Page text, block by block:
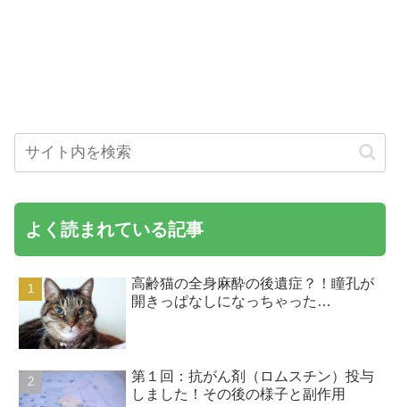
よく読まれている記事
高齢猫の全身麻酔の後遺症？！瞳孔が
開きっぱなしになっちゃった…
第１回：抗がん剤（ロムスチン）投与
しました！その後の様子と副作用